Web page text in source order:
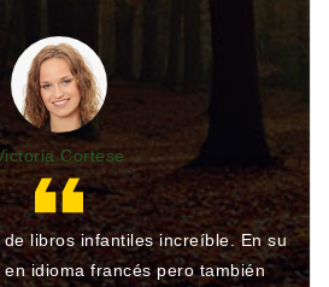
Cortese
libros infantiles increíble. En su
idioma francés pero también